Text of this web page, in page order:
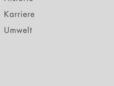
Karriere
Umwelt